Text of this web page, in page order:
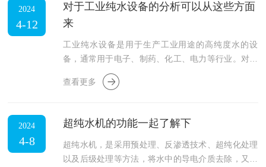
问题。2.技术进步：随着技术的发展，中央供水系统
开始采用更为先进的纯化技术，比如反渗透、超滤和
离子交换等，显著提升了水质的纯净度和稳定性。3.
自动化与智能化：近年来，随着自动化技术和信息技
2024
4-12
对于工业纯水设备的分析可以从这些方面
来
工业纯水设备是用于生产工业用途的高纯度水的设
备，通常用于电子、制药、化工、电力等行业。对纯
水设备的分析可以从以下几个方面展开：1.工艺原
理：纯水设备通常采用多种工艺技术来去除水中的杂
围。2.设备组成：纯水设备通常由预处理系统、主处
理单元、储水及配送系统、控制系统等组成。分析设
备的组成可以了解其结构和功能，并评估各个组件的
查看更多
2024
4-8
超纯水机的功能一起了解下
超纯水机，是采用预处理、反渗透技术、超纯化处理
以及后级处理等方法，将水中的导电介质去除，又将